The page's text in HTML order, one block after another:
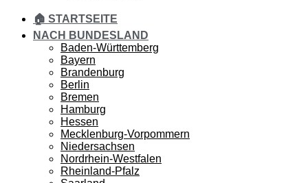
🏠 STARTSEITE
NACH BUNDESLAND
Baden-Württemberg
Bayern
Brandenburg
Berlin
Bremen
Hamburg
Hessen
Mecklenburg-Vorpommern
Niedersachsen
Nordrhein-Westfalen
Rheinland-Pfalz